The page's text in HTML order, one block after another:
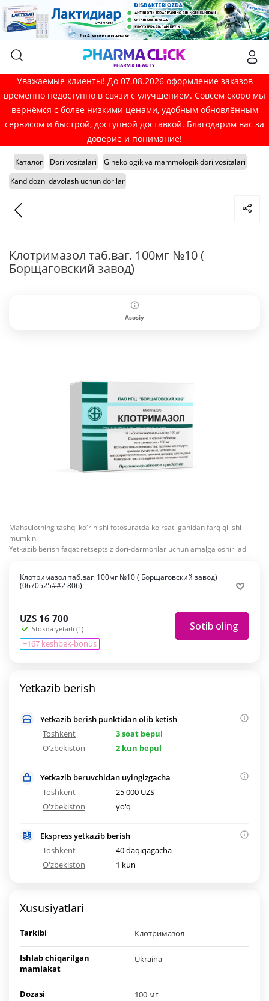
Уважаемые клиенты! До 07.08.2026 оформление заказов
временно недоступно в связи с улучшением. Совсем скоро мы
вернёмся с более низкими ценами, удобным обновлённым
сервисом и быстрой, доступной доставкой. Благодарим вас за
доверие и понимание!
Каталог Dori vositalari
Ginekologik va mammologik dori vositalari
Kandidozni davolash uchun dorilar
Клотримазол таб.ваг. 100мг №10 (
Борщаговский завод)
Asosiy
Mahsulotning tashqi ko'rinishi fotosuratda ko'rsatilganidan farq qilishi
mumkin
Yetkazib berish faqat retseptsiz dori-darmonlar uchun amalga oshiriladi
Клотримазол таб.ваг. 100мг №10 ( Борщаговский завод)
(0670525##2 806)
UZS 16 700
Stokda yetarli (1)
+167 keshbek-bonus
Sotib oling
Yetkazib berish
Yetkazib berish punktidan olib ketish
Toshkent
3 soat bepul
O'zbekiston
2 kun bepul
Yetkazib beruvchidan uyingizgacha
Toshkent
25 000 UZS
O'zbekiston
yo'q
Ekspress yetkazib berish
Toshkent
40 daqiqagacha
O'zbekiston
1 kun
Xususiyatlari
Tarkibi Клотримазол
Ishlab chiqarilgan
mamlakat
Ukraina
Dozasi 100 мг